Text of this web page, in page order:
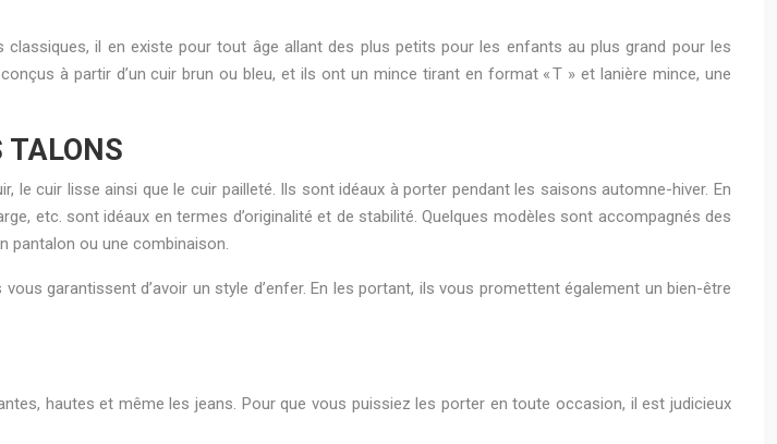
il en existe pour tout âge allant des plus petits pour les enfants au plus grand pour les
à partir d’un cuir brun ou bleu, et ils ont un mince tirant en format « T » et lanière mince, une
TALONS
cuir lisse ainsi que le cuir pailleté. Ils sont idéaux à porter pendant les saisons automne-hiver. En
etc. sont idéaux en termes d’originalité et de stabilité. Quelques modèles sont accompagnés des
pantalon ou une combinaison.
garantissent d’avoir un style d’enfer. En les portant, ils vous promettent également un bien-être
hautes et même les jeans. Pour que vous puissiez les porter en toute occasion, il est judicieux